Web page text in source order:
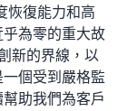
恢復能力和高
為零的重大故
新的界線，以
個受到嚴格監
助我們為客戶